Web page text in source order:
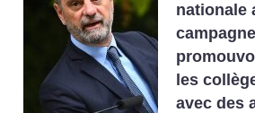
nationale
les
avec des